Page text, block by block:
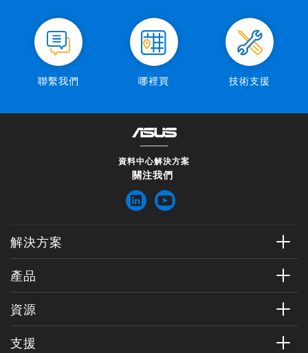
聯繫我們 哪裡買 技術支援
資料中心解決方案
關注我們
LinkedIn
|
解決方案
AIDC 華碩基礎架構部署中心
ASUS Control Center 資料中心版
液冷解決方案
ASUS AI Hub
華碩儲存解決方案
產品
ASUS AI POD
NVIDIA Grace Blackwell Ultra
NVIDIA Grace Blackwell
資源
最新消息
支援